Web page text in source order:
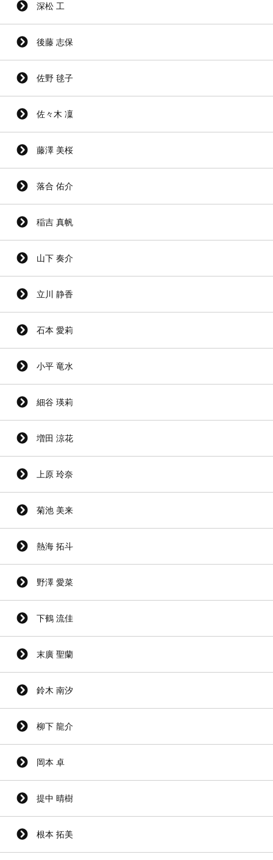
深松 工
後藤 志保
佐野 毬子
佐々木 凜
藤澤 美桜
落合 佑介
稲吉 真帆
山下 奏介
立川 静香
石本 愛莉
小平 竜水
細谷 瑛莉
増田 涼花
上原 玲奈
菊池 美来
熱海 拓斗
野澤 愛菜
下鶴 流佳
末廣 聖蘭
鈴木 南汐
柳下 龍介
岡本 卓
提中 晴樹
根本 拓美